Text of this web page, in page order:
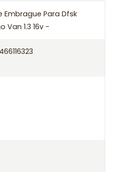
Embrague Para Dfsk
Van 1.3 16v -